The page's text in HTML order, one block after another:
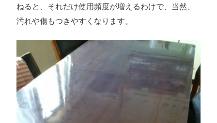
ねると、それだけ使用頻度が増えるわけで、当然、
汚れや傷もつきやすくなります。